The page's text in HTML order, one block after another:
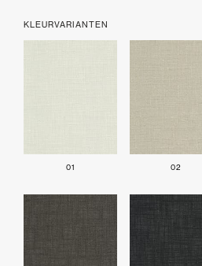
KLEURVARIANTEN
01 02